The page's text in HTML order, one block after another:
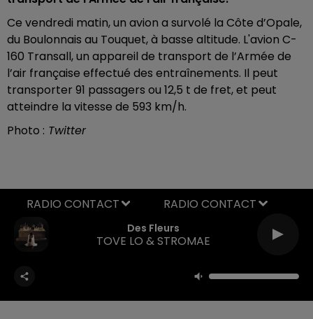
Ce vendredi matin, un avion a survolé la Côte d’Opale,
du Boulonnais au Touquet, à basse altitude. L'avion C-
160 Transall, un appareil de transport de l’Armée de
l’air française effectué des entraînements. Il peut
transporter 91 passagers ou 12,5 t de fret, et peut
atteindre la vitesse de 593 km/h.
Photo : Twitter
Des Fleurs
TOVE LO & STROMAE
RADIO CONTACT